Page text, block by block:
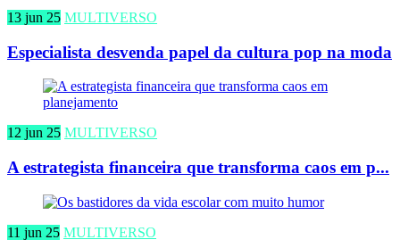
13 jun 25 MULTIVERSO
Especialista desvenda papel da cultura pop na moda
12 jun 25 MULTIVERSO
A estrategista financeira que transforma caos em p...
11 jun 25 MULTIVERSO